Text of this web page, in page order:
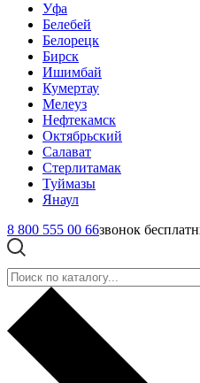
Уфа
Белебей
Белорецк
Бирск
Ишимбай
Кумертау
Мелеуз
Нефтекамск
Октябрьский
Салават
Стерлитамак
Туймазы
Янаул
8 800 555 00 66звонок